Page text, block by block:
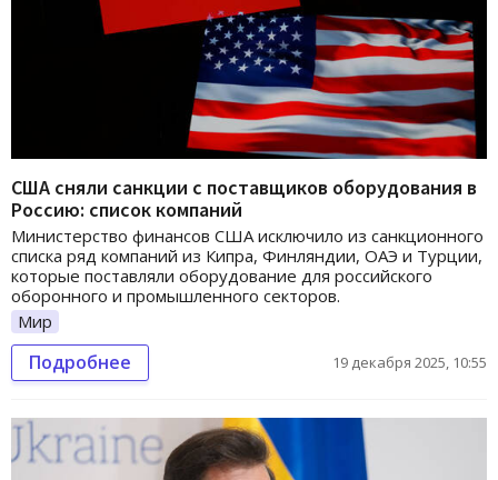
США сняли санкции с поставщиков оборудования в
Россию: список компаний
Министерство финансов США исключило из санкционного
списка ряд компаний из Кипра, Финляндии, ОАЭ и Турции,
которые поставляли оборудование для российского
оборонного и промышленного секторов.
Мир
Подробнее 19 декабря 2025, 10:55